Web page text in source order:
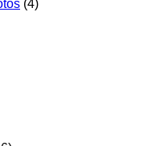
(4)